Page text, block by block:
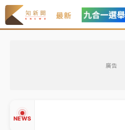
最新
廣告
NEWS
中信慈善基金會想增加董事人
駁 理由曝光